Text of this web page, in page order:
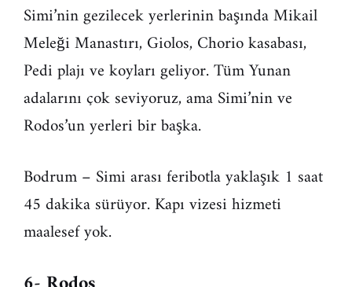
Simi’nin gezilecek yerlerinin başında Mikail
Meleği Manastırı, Giolos, Chorio kasabası,
Pedi plajı ve koyları geliyor. Tüm Yunan
adalarını çok seviyoruz, ama Simi’nin ve
Rodos’un yerleri bir başka.
Bodrum – Simi arası feribotla yaklaşık 1 saat
45 dakika sürüyor. Kapı vizesi hizmeti
maalesef yok.